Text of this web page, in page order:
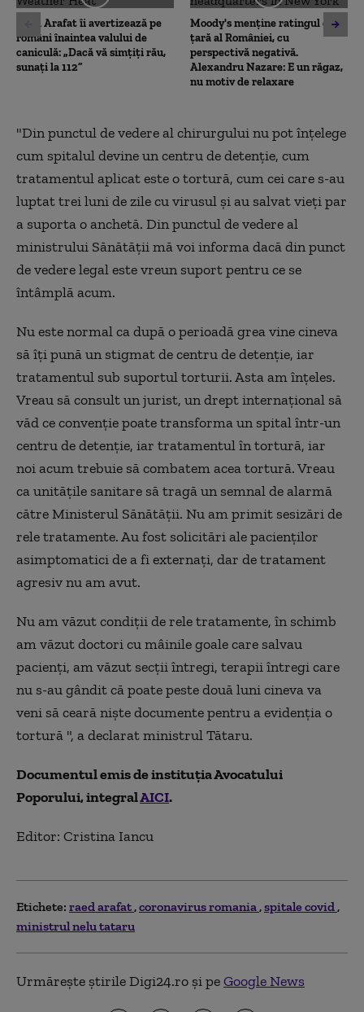
Raed Arafat îi avertizează pe
români înaintea valului de
caniculă: „Dacă vă simțiți rău,
sunați la 112”
Moody's menține ratingul de
țară al României, cu
perspectivă negativă.
Alexandru Nazare: E un răgaz,
nu motiv de relaxare
"Din punctul de vedere al chirurgului nu pot înțelege
cum spitalul devine un centru de detenție, cum
tratamentul aplicat este o tortură, cum cei care s-au
luptat trei luni de zile cu virusul și au salvat vieți par
a suporta o anchetă. Din punctul de vedere al
ministrului Sănătății mă voi informa dacă din punct
de vedere legal este vreun suport pentru ce se
întâmplă acum.
Nu este normal ca după o perioadă grea vine cineva
să îți pună un stigmat de centru de detenție, iar
tratamentul sub suportul torturii. Asta am înțeles.
Vreau să consult un jurist, un drept internațional să
văd ce convenție poate transforma un spital într-un
centru de detenție, iar tratamentul în tortură, iar
noi acum trebuie să combatem acea tortură. Vreau
ca unitățile sanitare să tragă un semnal de alarmă
către Ministerul Sănătății. Nu am primit sesizări de
rele tratamente. Au fost solicitări ale pacienților
asimptomatici de a fi externați, dar de tratament
agresiv nu am avut.
Nu am văzut condiții de rele tratamente, în schimb
am văzut doctori cu mâinile goale care salvau
pacienți, am văzut secții întregi, terapii întregi care
nu s-au gândit că poate peste două luni cineva va
veni să ceară niște documente pentru a evidenția o
tortură ", a declarat ministrul Tătaru.
Documentul emis de instituția Avocatului
Poporului, integralAICI.
Editor: Cristina Iancu
Etichete: raed arafat coronavirus romania spitale covid
ministrul nelu tataru
Urmărește știrile Digi24.ro și peGoogle News